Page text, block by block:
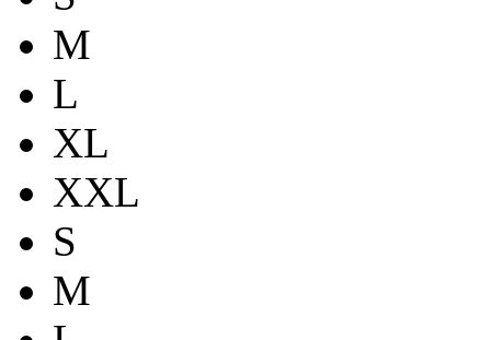
M
L
XL
XXL
S
M